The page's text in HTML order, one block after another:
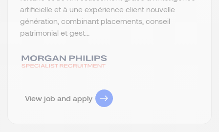
artificielle et à une expérience client nouvelle
génération, combinant placements, conseil
patrimonial et gest...
View job and apply